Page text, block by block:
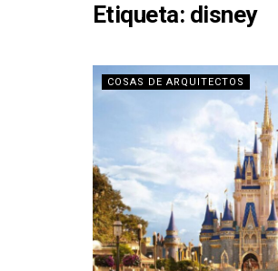
Etiqueta: disney
COSAS DE ARQUITECTOS